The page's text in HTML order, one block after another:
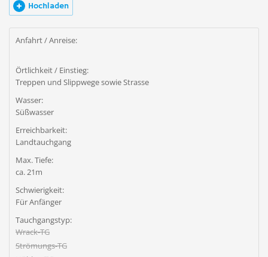
Hochladen
Anfahrt / Anreise:
Örtlichkeit / Einstieg:
Treppen und Slippwege sowie Strasse
Wasser:
Süßwasser
Erreichbarkeit:
Landtauchgang
Max. Tiefe:
ca. 21m
Schwierigkeit:
Für Anfänger
Tauchgangstyp:
Wrack-TG
Strömungs-TG